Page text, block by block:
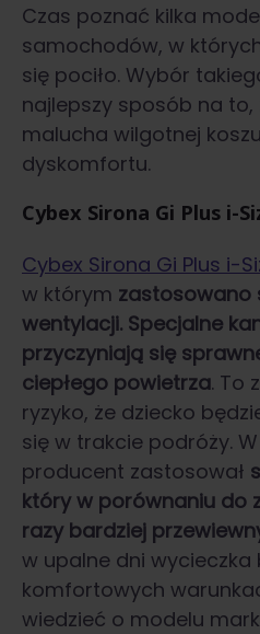
Czas poznać kilka
samochodów, w
się pociło. Wybór
najlepszy sposób na to,
malucha wilgotnej
dyskomfortu.
Cybex Sirona Gi Plus i-
Cybex Sirona Gi Plus i-
w którym zastosowano
wentylacji. Specjalne
przyczyniają się
ciepłego powietrza. To
ryzyko, że dziecko
się w trakcie podróży.
producent zastosował
który w porównaniu do
razy bardziej
w upalne dni
komfortowych
wiedzieć o modelu